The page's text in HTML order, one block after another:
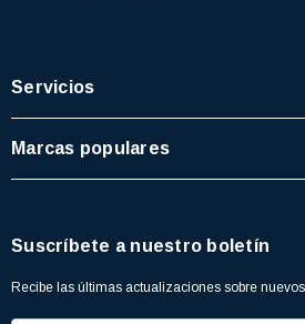
Servicios
Marcas populares
Suscríbete a nuestro boletín
Recibe las últimas actualizaciones sobre